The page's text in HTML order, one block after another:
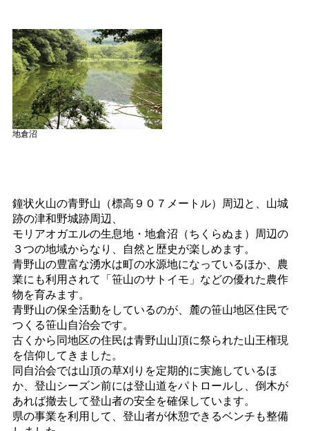
地倉沼
鐘状火山の青野山（標高９０７メートル）周辺と、山城
跡の津和野城跡周辺、
モリアオガエルの生息地・地倉沼（ちくらぬま）周辺の
３つの地域からなり、自然と歴史が楽しめます。
青野山の豊富な湧水は町の水源地になっているほか、農
業にも利用されて「笹山のサトイモ」などの優れた農作
物を育みます。
青野山の保全活動をしているのが、麓の笹山地区住民で
つくる笹山自治会です。
古くから同地区の住民は青野山山頂に祭られた山王権現
を信仰してきました。
同自治会では山頂の草刈りを定期的に実施しているほ
か、登山シーズン前には登山道をパトロールし、倒木が
あれば撤去して登山者の安全を確保しています。
県の事業を利用して、登山者が休憩できるベンチも整備